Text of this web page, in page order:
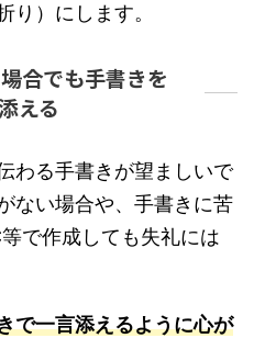
り）にします。
合でも手書きを
える
わる手書きが望ましいで
ない場合や、手書きに苦
で作成しても失礼には
で一言添えるように心が